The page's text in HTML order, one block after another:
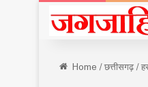
Home/छत्तीसगढ़/